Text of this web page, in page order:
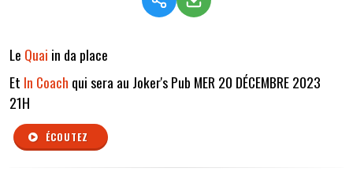
Le Quai in da place
Et In Coach qui sera au Joker's Pub MER 20 DÉCEMBRE 2023
21H
ÉCOUTEZ